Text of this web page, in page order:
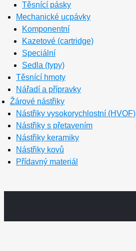
Těsnící pásky
Mechanické ucpávky
Komponentní
Kazetové (cartridge)
Speciální
Sedla (typy)
Těsnící hmoty
Nářadí a přípravky
Žárové nástřiky
Nástřiky vysokorychlostní (HVOF)
Nástřiky s přetavením
Nástřiky keramiky
Nástřiky kovů
Přídavný materiál